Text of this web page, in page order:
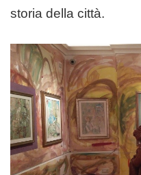
storia della città.